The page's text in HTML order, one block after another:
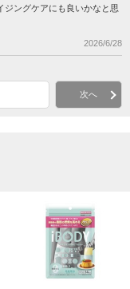
ジングケアにも良いかなと思
2026/6/28
次へ